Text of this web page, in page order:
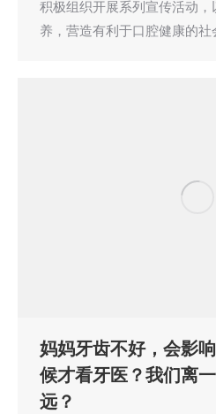
积极组织开展系列宣传活动
养，营造有利于口腔健康的社
妈妈牙齿不好，会影
候才看牙医？我们离
远？